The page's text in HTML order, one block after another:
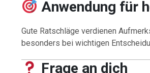
Anwendung für
Gute Ratschläge verdienen
besonders bei wichtigen
Frage an dich